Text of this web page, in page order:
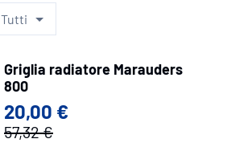
Tutti
Griglia radiatore Marauders
800
20,00 €
57,32 €